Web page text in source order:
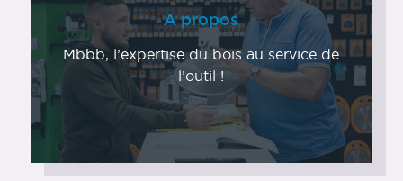
A propos
Mbbb, l’expertise du bois au service de
l’outil !